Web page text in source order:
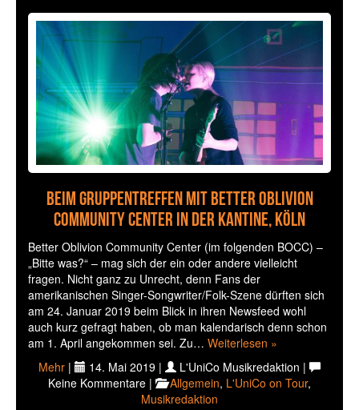
Beim Gruppentreffen mit Better Oblivion
Community Center in der Kantine, Köln
Better Oblivion Community Center (im folgenden BOCC) –
„Bitte was?“ – mag sich der ein oder andere vielleicht
fragen. Nicht ganz zu Unrecht, denn Fans der
amerikanischen Singer-Songwriter/Folk-Szene dürften sich
am 24. Januar 2019 beim Blick in ihren Newsfeed wohl
auch kurz gefragt haben, ob man kalendarisch denn schon
am 1. April angekommen sei. Zu… Weiterlesen »
Mehr | 14. Mai 2019 |
L'UniCo Musikredaktion |
Keine Kommentare |
Allgemein, L'UniCo on Tour,
Musikredaktion